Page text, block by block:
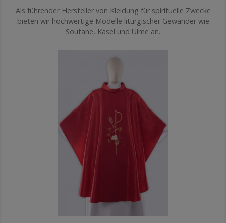
Als führender Hersteller von Kleidung für spirituelle Zwecke
bieten wir hochwertige Modelle liturgischer Gewänder wie
Soutane, Kasel und Ulme an.